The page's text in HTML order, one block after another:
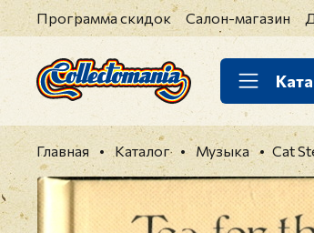
Программа скидок Салон-магазин
Главная Каталог Музыка Cat